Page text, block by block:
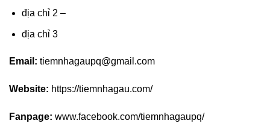
địa chỉ 2 –
địa chỉ 3
Email: tiemnhagaupq@gmail.com
Website: https://tiemnhagau.com/
Fanpage: www.facebook.com/tiemnhagaupq/